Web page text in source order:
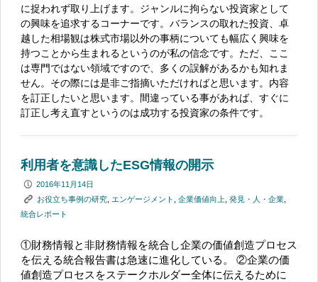
に捉われず取り上げます。ジャンルに拘らない投資家として
の興味を追求するコーナーです。バランスの取れた投資、卓
越した相場観は株式市場以外の事柄についても幅広く興味を
持つことから生まれるというのが私の信念です。ただ、ここ
は専門ではない領域ですので、多くの誤解があるかも知れま
せん。その際には是非ご指摘いただければと思います。内容
を訂正したいと思います。間違っている事があれば、すぐに
訂正し考え直すというのは成功する投資家の条件です。
利用者を意識したESG情報の開示
P 2016年11月14日
K お役立ち事例の研究 エンゲージメント 企業価値向上 発見・人・企業
統合レポート
①財務情報と非財務情報を統合し企業の価値創造プロセス
を伝える統合報告書は急速に進化している。 ②企業の価
値創造プロセスをステークホルダー全体に伝えるために